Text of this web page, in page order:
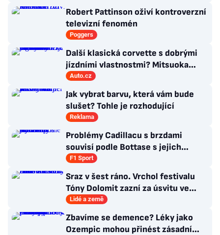
Robert Pattinson oživí kontroverzní
televizní fenomén
Poggers
Další klasická corvette s dobrými
jízdními vlastnostmi? Mitsuoka
znovu využije legendární MX-5
Auto.cz
Jak vybrat barvu, která vám bude
slušet? Tohle je rozhodující
Reklama
Problémy Cadillacu s brzdami
souvisí podle Bottase s jejich
chlazením
F1 Sport
Sraz v šest ráno. Vrchol festivalu
Tóny Dolomit zazní za úsvitu ve
3000 metrech
Lidé a země
Zbavíme se demence? Léky jako
Ozempic mohou přinést zásadní